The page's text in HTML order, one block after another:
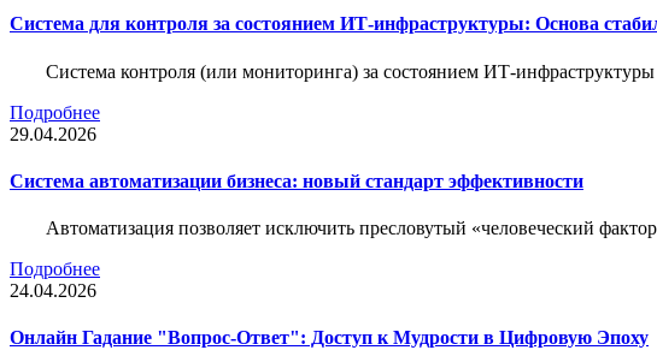
Система для контроля за состоянием ИТ-инфраструктуры: Основа
Система контроля (или мониторинга) за состоянием ИТ-
Подробнее
29.04.2026
Система автоматизации бизнеса: новый стандарт эффективности
Автоматизация позволяет исключить пресловутый «человеческий
Подробнее
24.04.2026
Онлайн Гадание "Вопрос-Ответ": Доступ к Мудрости в Цифровую Эпоху